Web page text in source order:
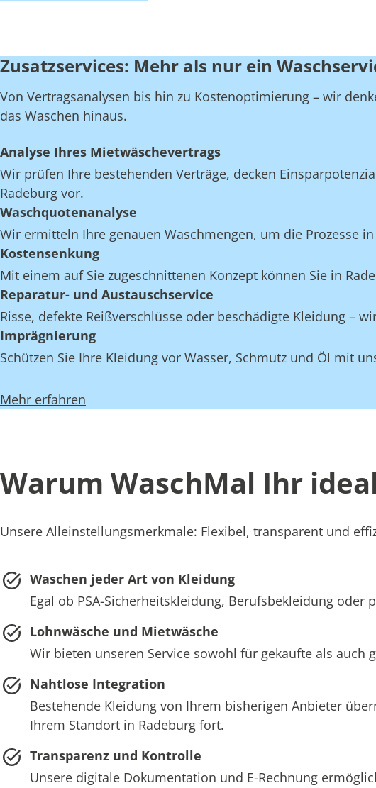
Zusatzservices: Mehr als nur ein
Von Vertragsanalysen bis hin zu Kostenoptimierung – wir
das Waschen hinaus.
Analyse Ihres Mietwäschevertrags
Wir prüfen Ihre bestehenden Verträge, decken
Radeburg vor.
Waschquotenanalyse
Wir ermitteln Ihre genauen Waschmengen, um die Prozesse
Kostensenkung
Mit einem auf Sie zugeschnittenen Konzept können Sie in
Reparatur- und Austauschservice
Risse, defekte Reißverschlüsse oder beschädigte Kleidung –
Imprägnierung
Schützen Sie Ihre Kleidung vor Wasser, Schmutz und Öl mit
Mehr erfahren
Warum WaschMal Ihr
Unsere Alleinstellungsmerkmale: Flexibel, transparent und
Waschen jeder Art von Kleidung
Egal ob PSA-Sicherheitskleidung, Berufsbekleidung
Lohnwäsche und Mietwäsche
Wir bieten unseren Service sowohl für gekaufte als auch
Nahtlose Integration
Bestehende Kleidung von Ihrem bisherigen Anbieter
Ihrem Standort in Radeburg fort.
Transparenz und Kontrolle
Unsere digitale Dokumentation und E-Rechnung